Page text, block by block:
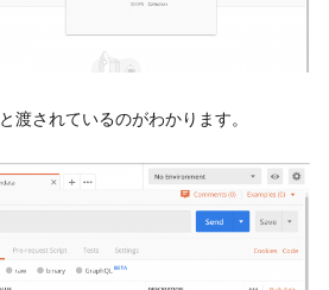
渡されているのがわかります。